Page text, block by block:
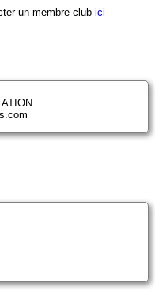
un membre club ici